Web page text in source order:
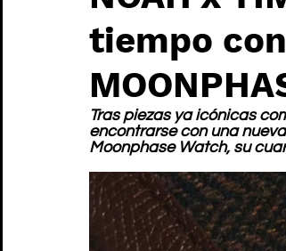
tiempo
Tras piezas ya icónicas
encontrarse con una
Moonphase Watch, su